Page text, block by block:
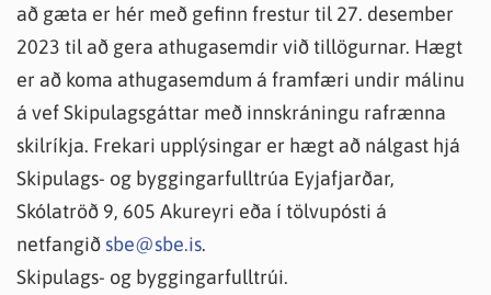
að gæta er hér með gefinn frestur til 27. desember
2023 til að gera athugasemdir við tillögurnar. Hægt
er að koma athugasemdum á framfæri undir málinu
á vef Skipulagsgáttar með innskráningu rafrænna
skilríkja. Frekari upplýsingar er hægt að nálgast hjá
Skipulags- og byggingarfulltrúa Eyjafjarðar,
Skólatröð 9, 605 Akureyri eða í tölvupósti á
netfangið sbe@sbe.is.
Skipulags- og byggingarfulltrúi.